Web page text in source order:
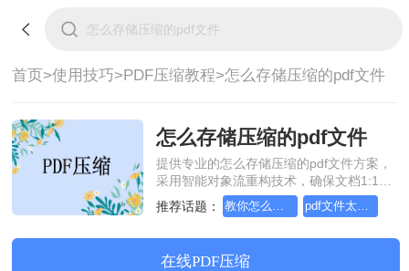
首页>使用技巧>PDF压缩教程>怎么存储压缩的pdf文件
怎么存储压缩的pdf文件
提供专业的怎么存储压缩的pdf文件方案，
采用智能对象流重构技术，确保文档1:1高
保真还原且排版不乱码。支持一键批量处
理，全链路 SSL 加密保障隐私安全。助您
装，高效办公。
推荐话题： 教你怎么简单又方便pdf文件压缩 pdf文件太大如何变小
在线PDF压缩